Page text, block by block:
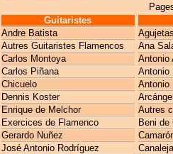
Guitaristes
Andre Batista
Autres Guitaristes Flamencos
Carlos Montoya
Carlos Piñana
Chicuelo
Dennis Koster
Enrique de Melchor
Exercices de Flamenco
Gerardo Nuñez
José Antonio Rodríguez
Ana
Antonio
Antonio
Antonio
Autres
Beni de